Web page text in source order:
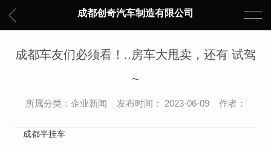
成都创奇汽车制造有限公司
成都车友们必须看！..房车大甩卖，还有 试驾
~
所属分类：企业新闻 发布时间： 2023-06-09 作者：
成都半挂车